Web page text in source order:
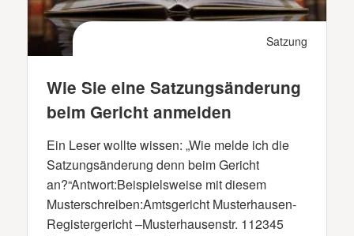
Satzung
Wie Sie eine Satzungsänderung
beim Gericht anmelden
Ein Leser wollte wissen: „Wie melde ich die
Satzungsänderung denn beim Gericht
an?“Antwort:Beispielsweise mit diesem
Musterschreiben:Amtsgericht Musterhausen-
Registergericht –Musterhausenstr. 112345